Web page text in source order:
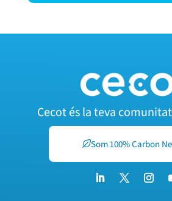
Cecot és la teva
Som 100% Carbon